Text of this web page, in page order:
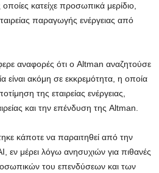
οποίες κατείχε προσωπικά μερίδιο,
παραγωγής ενέργειας από
αναφορές ότι ο Altman αναζητούσε
είναι ακόμη σε εκκρεμότητα, η οποία
της εταιρείας ενέργειας,
και την επένδυση της Altman.
κάποτε να παραιτηθεί από την
εν μέρει λόγω ανησυχιών για πιθανές
του επενδύσεων και των